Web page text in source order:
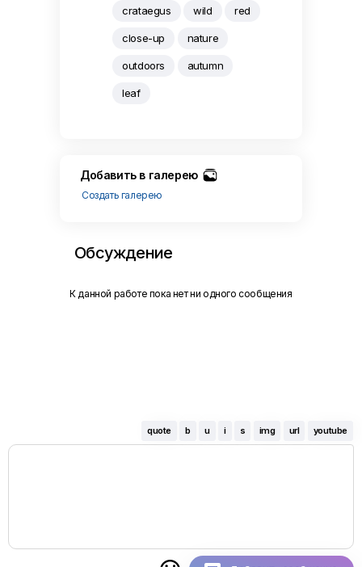
crataegus wild red
close-up nature
outdoors autumn
leaf
Добавить в галерею
Создать галерею
Обсуждение
К данной работе пока нет ни одного сообщения
quote b u i s img url youtube